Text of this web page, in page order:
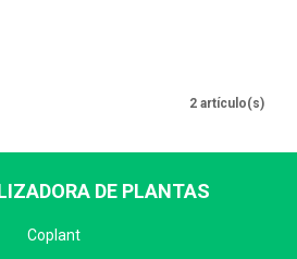
2 artículo(s)
DE PLANTAS
Coplant